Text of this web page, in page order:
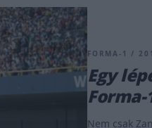
FORMA-1 /
Egy
Forma-
Nem csak